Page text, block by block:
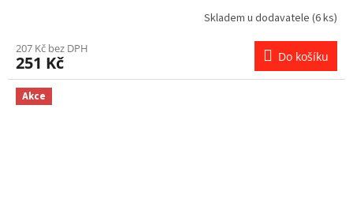
Skladem u dodavatele (6 ks)
207 Kč bez DPH
251 Kč Do košíku
Akce